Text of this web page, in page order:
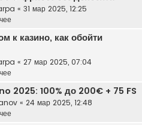
« 31 мар 2025, 12:25
к казино, как обойти
« 27 мар 2025, 07:04
2025: 100% до 200€ + 75 FS
« 24 мар 2025, 12:48